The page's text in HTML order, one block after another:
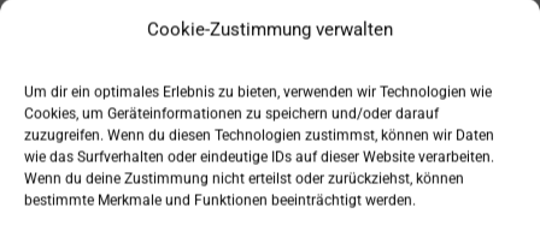
Cookie-Zustimmung verwalten
Um dir ein optimales Erlebnis zu bieten, verwenden wir Technologien wie
Cookies, um Geräteinformationen zu speichern und/oder darauf
zuzugreifen. Wenn du diesen Technologien zustimmst, können wir Daten
wie das Surfverhalten oder eindeutige IDs auf dieser Website verarbeiten.
Wenn du deine Zustimmung nicht erteilst oder zurückziehst, können
bestimmte Merkmale und Funktionen beeinträchtigt werden.
Kurzhanteln oder an Maschinen zu
ersetzen/abzuwechseln. Generell bauen
Rückenübungen in der Weise aufeinander
auf, dass sich Hilfsübungen mit den
Grundübungen ergänzen, indem jeweils eine
Übung mit engem und weitem Griff, bei
horizontalem und vertikalem Zug erfolgen.